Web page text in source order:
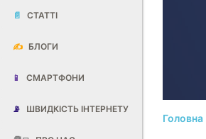
📄 СТАТТІ
✍️ БЛОГИ
📱 СМАРТФОНИ
📡 ШВИДКІСТЬ ІНТЕРНЕТУ
Головна